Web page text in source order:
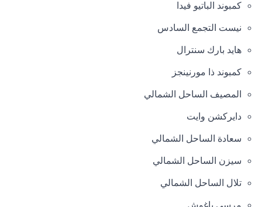
كمبوند الباتيو فيدا
نيست التجمع السادس
هايد بارك سنترال
كمبوند ذا مورنينجز
المصيف الساحل الشمالي
دايركشن وايت
سعادة الساحل الشمالي
سيزن الساحل الشمالي
تلال الساحل الشمالي